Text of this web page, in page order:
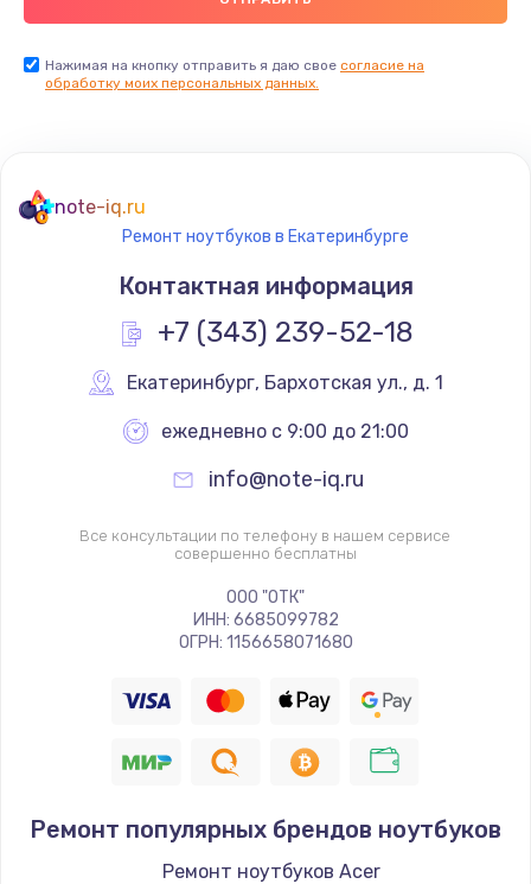
Нажимая на кнопку отправить я даю свое согласие на
обработку моих персональных данных.
note-iq.ru
Ремонт ноутбуков в Екатеринбурге
Контактная информация
+7 (343) 239-52-18
Екатеринбург, Бархотская ул., д. 1
ежедневно с 9:00 до 21:00
info@note-iq.ru
Все консультации по телефону в нашем сервисе
совершенно бесплатны
ООО "ОТК"
ИНН: 6685099782
ОГРН: 1156658071680
Ремонт популярных брендов ноутбуков
Ремонт ноутбуков Acer